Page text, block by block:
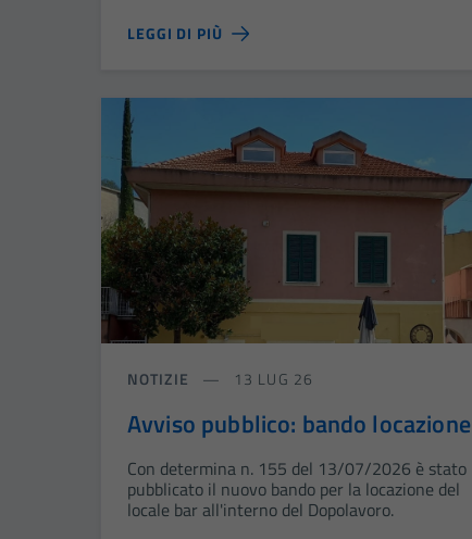
LEGGI DI PIÙ
NOTIZIE 13 LUG 26
Avviso pubblico: bando locazione
Con determina n. 155 del 13/07/2026 è stato
pubblicato il nuovo bando per la locazione del
locale bar all'interno del Dopolavoro.